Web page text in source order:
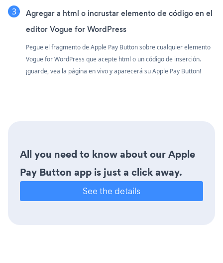
Agregar a html o incrustar elemento de código en el
editor Vogue for WordPress
Pegue el fragmento de Apple Pay Button sobre cualquier elemento
Vogue for WordPress que acepte html o un código de inserción.
¡guarde, vea la página en vivo y aparecerá su Apple Pay Button!
All you need to know about our Apple
Pay Button app is just a click away.
See the details